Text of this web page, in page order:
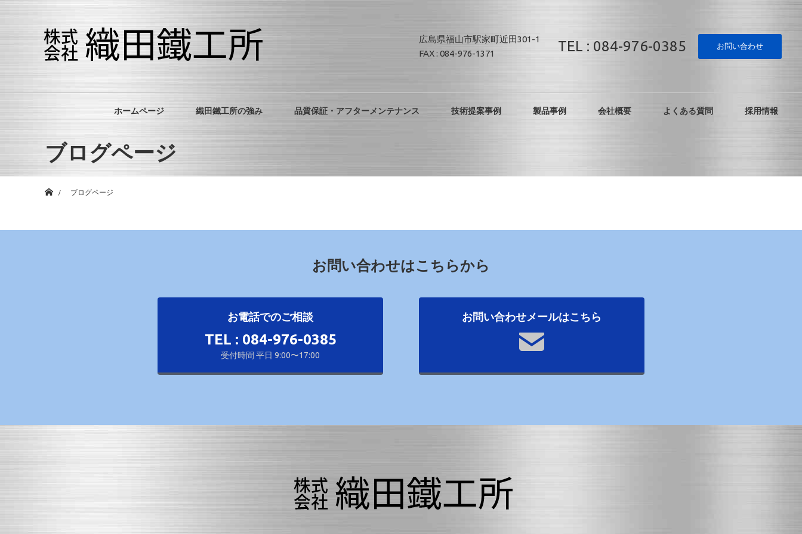
広島県福山市駅家町近田301-1
FAX : 084-976-1371
TEL : 084-976-0385 お問い合わせ
ホームページ 織田鐵工所の強み 品質保証・アフターメンテナンス 技術提案事例 製品事例 会社概要 よくある質問 採用情報
ブログページ
ブログページ
お問い合わせはこちらから
お電話でのご相談
TEL : 084-976-0385
受付時間 平日 9:00〜17:00
お問い合わせメールはこちら